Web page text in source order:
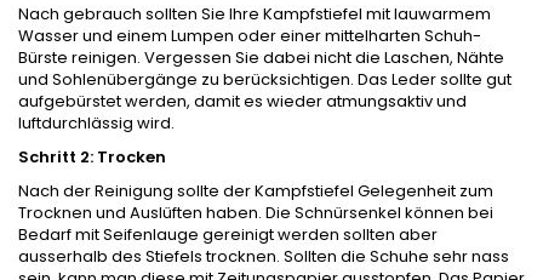
Nach gebrauch sollten Sie Ihre Kampfstiefel mit lauwarmem
Wasser und einem Lumpen oder einer mittelharten Schuh-
Bürste reinigen. Vergessen Sie dabei nicht die Laschen, Nähte
und Sohlenübergänge zu berücksichtigen. Das Leder sollte gut
aufgebürstet werden, damit es wieder atmungsaktiv und
luftdurchlässig wird.
Schritt 2: Trocken
Nach der Reinigung sollte der Kampfstiefel Gelegenheit zum
Trocknen und Auslüften haben. Die Schnürsenkel können bei
Bedarf mit Seifenlauge gereinigt werden sollten aber
ausserhalb des Stiefels trocknen. Sollten die Schuhe sehr nass